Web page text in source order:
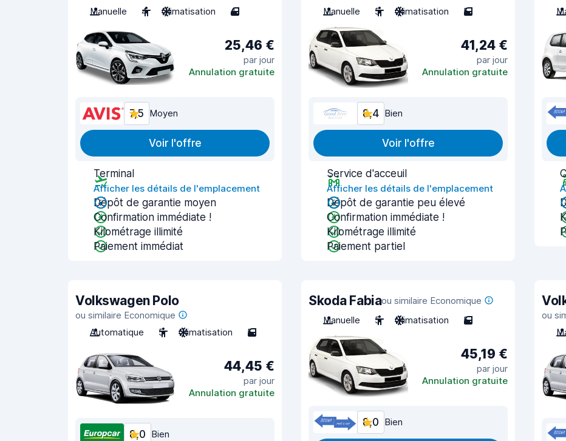
Manuelle
4 Climatisation 4
25,46 €
par jour
Annulation gratuite
7,5 Moyen
Voir l'offre
Terminal
Afficher les détails de l'emplacement
Dépôt de garantie moyen
Confirmation immédiate !
Kilométrage illimité
Paiement immédiat
Manuelle
5 Climatisation 5
41,24 €
par jour
Annulation gratuite
8,4 Bien
Voir l'offre
Service d'acceuil
Afficher les détails de l'emplacement
Dépôt de garantie peu élevé
Confirmation immédiate !
Kilométrage illimité
Paiement partiel
Volkswagen Polo
ou similaire Economique
Automatique
5 Climatisation 5
44,45 €
par jour
Annulation gratuite
8,0 Bien
Skoda Fabiaou similaire Economique
Manuelle
5 Climatisation 5
45,19 €
par jour
Annulation gratuite
8,0 Bien
ou